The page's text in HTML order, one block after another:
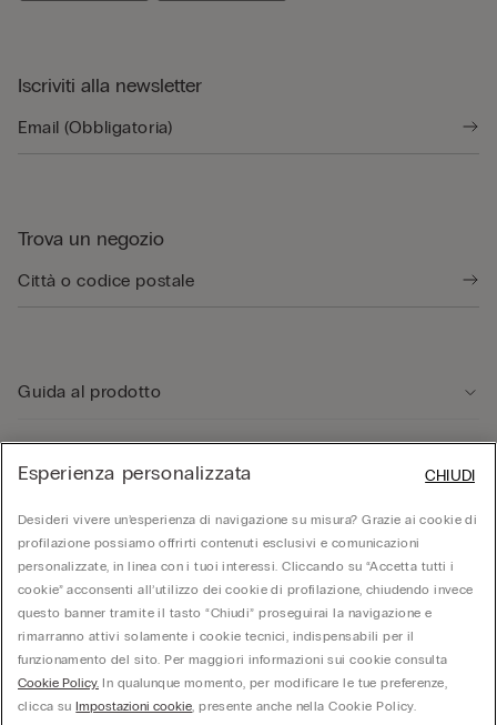
Iscriviti alla newsletter
Trova un negozio
Guida al prodotto
Area Legale
Corporate
© Calzedonia S.p.A | P.iva 02253210237 | Sede Legale: Malcesine (VR), Via Portici
Umberto Primo n. 5/3 | Cod. Fisc. e n.iscr. al Reg. Imprese di Verona: 01037050422 |
REA: VR – 205310 | Capitale sociale: Euro 212.000.000,00 | Società soggetta a
Esperienza personalizzata
Desideri vivere un’esperienza di navigazione su misura? Grazie ai cookie di
profilazione possiamo offrirti contenuti esclusivi e comunicazioni
personalizzate, in linea con i tuoi interessi. Cliccando su “Accetta tutti i
cookie” acconsenti all’utilizzo dei cookie di profilazione, chiudendo invece
questo banner tramite il tasto “Chiudi” proseguirai la navigazione e
rimarranno attivi solamente i cookie tecnici, indispensabili per il
funzionamento del sito. Per maggiori informazioni sui cookie consulta
Cookie Policy. In qualunque momento, per modificare le tue preferenze,
clicca suImpostazioni cookie, presente anche nella Cookie Policy.
CHIUDI